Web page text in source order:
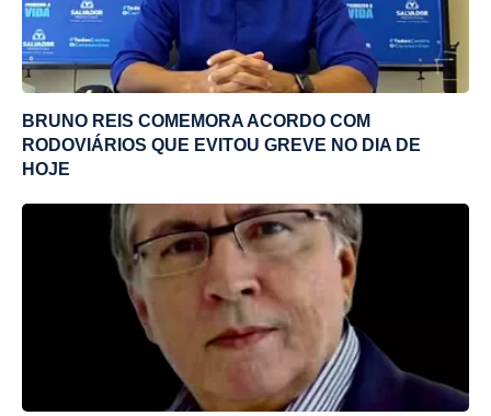
BRUNO REIS COMEMORA ACORDO COM
RODOVIÁRIOS QUE EVITOU GREVE NO DIA DE
HOJE